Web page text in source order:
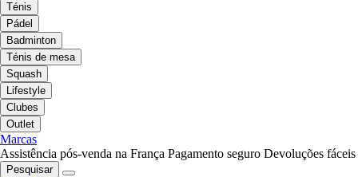
Ténis
Pádel
Badminton
Ténis de mesa
Squash
Lifestyle
Clubes
Outlet
Marcas
Assistência pós-venda na França Pagamento seguro Devoluções fáceis
Pesquisar